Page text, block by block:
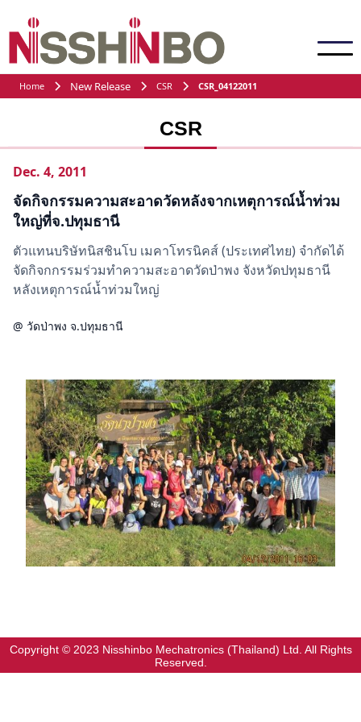
Home New Release CSR CSR_04122011
CSR
Dec. 4, 2011
จัดกิจกรรมความสะอาดวัดหลังจากเหตุการณ์น้ำท่วม
ใหญ่ที่จ.ปทุมธานี
ตัวแทนบริษัทนิสชินโบ เมคาโทรนิคส์ (ประเทศไทย) จำกัดได้
จัดกิจกกรรมร่วมทำความสะอาดวัดป่าพง จังหวัดปทุมธานี
หลังเหตุการณ์น้ำท่วมใหญ่
@ วัดป่าพง จ.ปทุมธานี
Copyright © 2023 Nisshinbo Mechatronics (Thailand) Ltd. All Rights
Reserved.